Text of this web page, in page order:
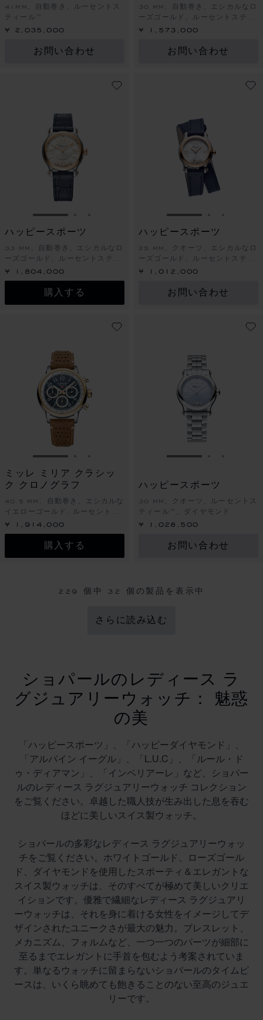
41MM、自動巻き、ルーセントス
ティール™
¥ 2,035,000
お問い合わせ
30 MM、自動巻き、エシカルなロ
ーズゴールド、ルーセントスティ
ール™、ダイヤモンド
¥ 1,573,000
お問い合わせ
スライドに移動 1スライドに移動 3
ハッピースポーツ
33 MM、自動巻き、エシカルなロ
ーズゴールド、ルーセントスティ
ール™、ダイヤモンド
¥ 1,804,000
購入する
スライドに移動 1
ハッピースポーツ
25 MM、クオーツ、エシカルなロ
ーズゴールド、ルーセントスティ
ール™、ダイヤモンド
¥ 1,012,000
お問い合わせ
スライドに移動 1スライドに移動 3
ミッレ ミリア クラシッ
ク クロノグラフ
40.5 MM、自動巻き、エシカルな
イエローゴールド, ルーセントス
ティール™
¥ 1,914,000
購入する
スライドに移動 1
ハッピースポーツ
30 MM、クオーツ、ルーセントス
ティール™、ダイヤモンド
¥ 1,028,500
お問い合わせ
229 個中 32 個の製品を表示中
さらに読み込む
ショパールのレディース ラ
グジュアリーウォッチ： 魅惑
の美
「ハッピースポーツ」、「ハッピーダイヤモンド」、
「アルパイン イーグル」、「L.U.C」、「ルール・ド
ゥ・ディアマン」、「インペリアーレ」など、ショパー
ルのレディース ラグジュアリーウォッチ コレクション
をご覧ください。卓越した職人技が生み出した息を吞む
ほどに美しいスイス製ウォッチ。
ショパールの多彩なレディース ラグジュアリーウォッ
チをご覧ください。ホワイトゴールド、ローズゴール
ド、ダイヤモンドを使用したスポーティ＆エレガントな
スイス製ウォッチは、そのすべてが極めて美しいクリエ
イションです。優雅で繊細なレディース ラグジュアリ
ーウォッチは、それを身に着ける女性をイメージしてデ
ザインされたユニークさが最大の魅力。ブレスレット、
メカニズム、フォルムなど、一つ一つのパーツが細部に
至るまでエレガントに手首を包むよう考案されていま
す。単なるウォッチに留まらないショパールのタイムピ
ースは、いくら眺めても飽きることのない至高のジュエ
リーです。